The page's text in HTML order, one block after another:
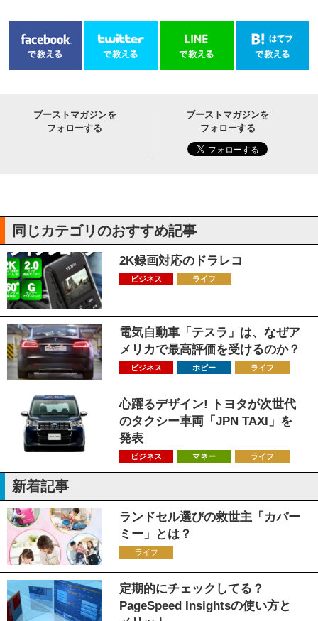
ブーストマガジンを
フォローする
ブーストマガジンを
フォローする
同じカテゴリのおすすめ記事
2K録画対応のドラレコ
ビジネス ライフ
電気自動車「テスラ」は、なぜア
メリカで最高評価を受けるのか？
ビジネス ホビー ライフ
心躍るデザイン! トヨタが次世代
のタクシー車両「JPN TAXI」を
発表
ビジネス マネー ライフ
新着記事
ランドセル選びの救世主「カバー
ミー」とは？
ライフ
定期的にチェックしてる？
PageSpeed Insightsの使い方と